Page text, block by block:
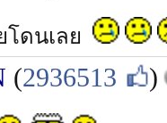
โดนเลย
(2936513 )